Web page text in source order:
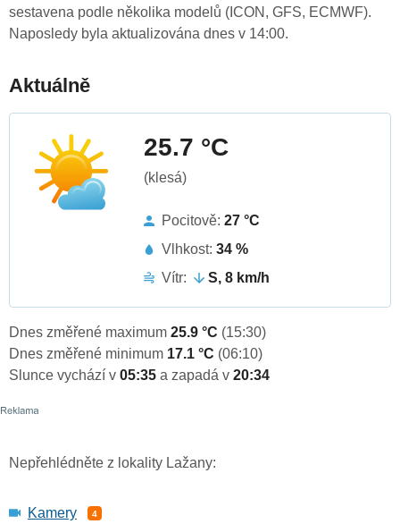
sestavena podle několika modelů (ICON, GFS, ECMWF).
Naposledy byla aktualizována dnes v 14:00.
Aktuálně
25.7 °C
(klesá)
Pocitově: 27 °C
Vlhkost: 34 %
Vítr:
S, 8 km/h
Dnes změřené maximum 25.9 °C (15:30)
Dnes změřené minimum 17.1 °C (06:10)
Slunce vychází v 05:35 a zapadá v 20:34
Nepřehlédněte z lokality Lažany:
Kamery 4